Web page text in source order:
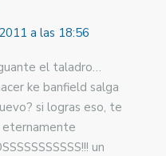
a las 18:56
el taladro…
ke banfield salga
si logras eso, te
eternamente
un